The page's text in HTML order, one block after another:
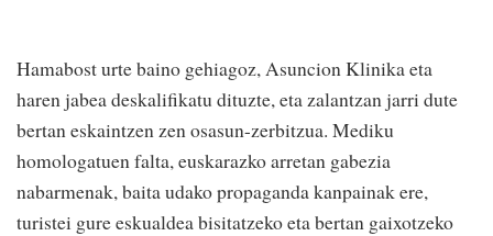
Hamabost urte baino gehiagoz, Asuncion Klinika eta
haren jabea deskalifikatu dituzte, eta zalantzan jarri dute
bertan eskaintzen zen osasun-zerbitzua. Mediku
homologatuen falta, euskarazko arretan gabezia
nabarmenak, baita udako propaganda kanpainak ere,
turistei gure eskualdea bisitatzeko eta bertan gaixotzeko